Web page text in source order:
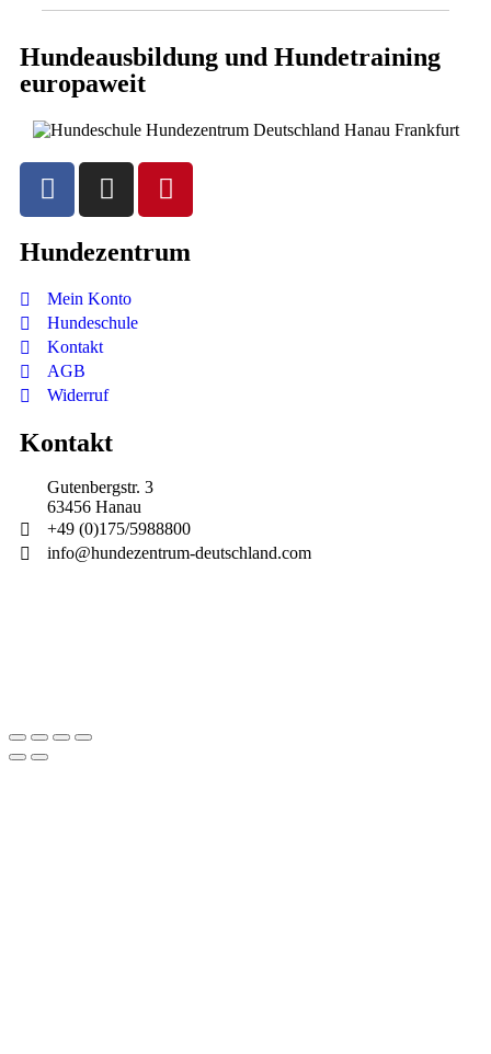
Hundeausbildung und Hundetraining
europaweit
Hundezentrum
Mein Konto
Hundeschule
Kontakt
AGB
Widerruf
Kontakt
Gutenbergstr. 3
63456 Hanau
+49 (0)175/5988800
info@hundezentrum-deutschland.com